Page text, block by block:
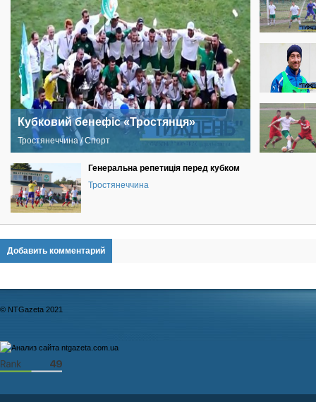
Кубковий бенефіс «Тростянця»
Тростянеччина / Спорт
Генеральна репетиція перед кубком
Тростянеччина
Добавить комментарий
© NTGazeta 2021